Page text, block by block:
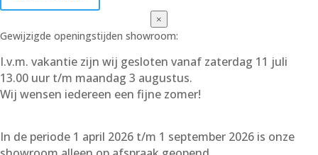
×
Gewijzigde openingstijden showroom:
I.v.m. vakantie zijn wij gesloten vanaf zaterdag 11 juli
13.00 uur t/m maandag 3 augustus.
Wij wensen iedereen een fijne zomer!
In de periode 1 april 2026 t/m 1 september 2026 is onze